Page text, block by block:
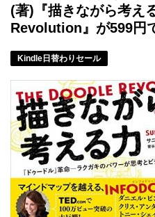
(著)『描きながら考
Revolution』が599円
Kindle日替わりセール